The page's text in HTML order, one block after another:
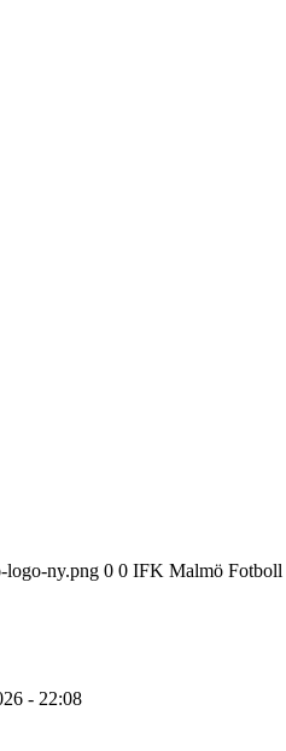
logo-ny.png 0 0 IFK Malmö Fotboll
- 22:08